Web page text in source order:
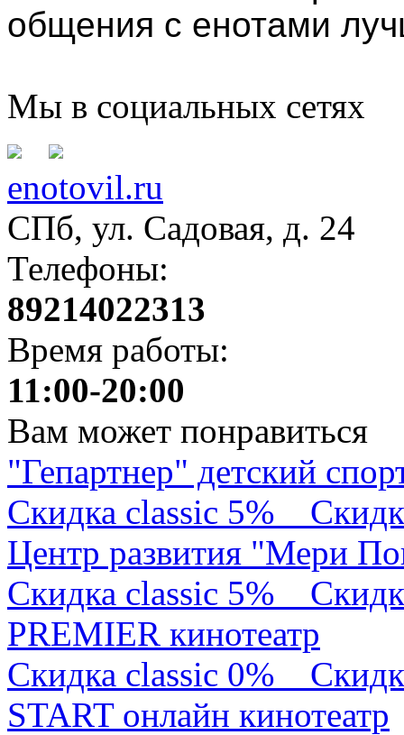
общения с енотами
Мы в социальных сетях
enotovil.ru
СПб, ул. Садовая, д. 24
Телефоны:
89214022313
Время работы:
11:00-20:00
Вам может понравиться
"Гепартнер" детский
Скидка classic 5%
Центр развития "Мери
Скидка classic 5%
PREMIER кинотеатр
Скидка classic 0%
START онлайн кинотеатр